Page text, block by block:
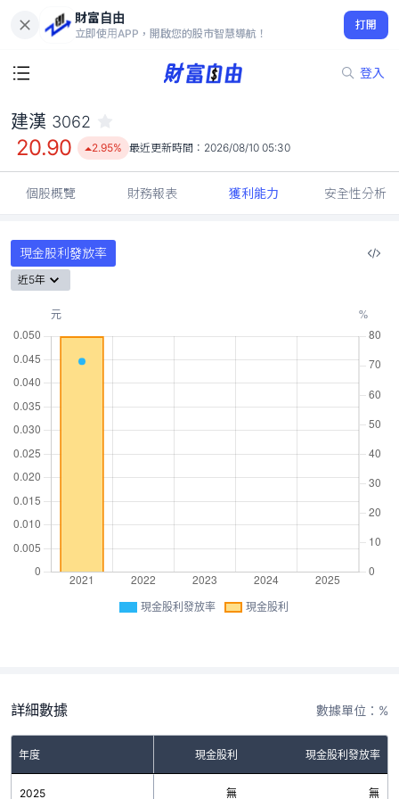
財富自由
立即使用APP，開啟您的股市智慧導航！
打開
登入
20.90
2.95%
建漢 3062
20.90 2.95% 最近更新時間： 2026/08/10 05:30
個股概覽 財務報表 獲利能力 安全性分析
現金股利發放率
近5年
現金股利發放率 現金股利
詳細數據 數據單位：%
年度 現金股利 現金股利發放率
2025 無 無